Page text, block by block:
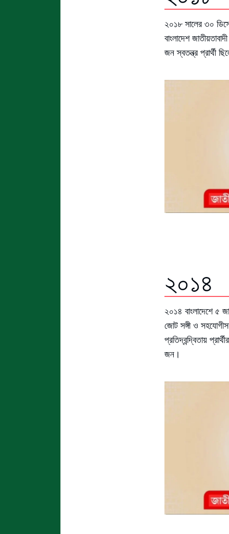
২০১৮ সালের ৩০
বাংলাদেশ
জন স্বতন্ত্র প্রার্থী
২০১৪
২০১৪ বাংলাদেশে ৫
জোট সঙ্গী ও
প্রতিদ্বন্দ্বিতায়
জন।